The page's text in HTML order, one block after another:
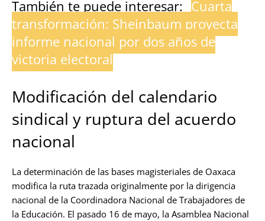
También te puede interesar: Cuarta
transformación: Sheinbaum proyecta
informe nacional por dos años de
victoria electoral
Modificación del calendario
sindical y ruptura del acuerdo
nacional
La determinación de las bases magisteriales de Oaxaca
modifica la ruta trazada originalmente por la dirigencia
nacional de la Coordinadora Nacional de Trabajadores de
la Educación. El pasado 16 de mayo, la Asamblea Nacional